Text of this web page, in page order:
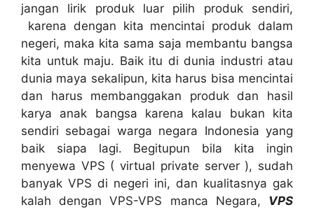
jangan lirik produk luar pilih produk sendiri,
karena dengan kita mencintai produk dalam
negeri, maka kita sama saja membantu bangsa
kita untuk maju. Baik itu di dunia industri atau
dunia maya sekalipun, kita harus bisa mencintai
dan harus membanggakan produk dan hasil
karya anak bangsa karena kalau bukan kita
sendiri sebagai warga negara Indonesia yang
baik siapa lagi. Begitupun bila kita ingin
menyewa VPS ( virtual private server ), sudah
banyak VPS di negeri ini, dan kualitasnya gak
kalah dengan VPS-VPS manca Negara, VPS